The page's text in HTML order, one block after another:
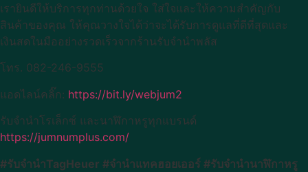
เรายินดีให้บริการทุกท่านด้วยใจ ใส่ใจและให้ความสำคัญกับ
สินค้าของคุณ ให้คุณวางใจได้ว่าจะได้รับการดูแลที่ดีที่สุดและ
เงินสดในมืออย่างรวดเร็วจากร้านรับจำนำพลัส
โทร. 082-246-9555
แอดไลน์คลิ๊ก: https://bit.ly/webjum2
รับจำนำโรเล็กซ์ และนาฬิกาหรูทุกแบรนด์
https://jumnumplus.com/
#รับจำนำTagHeuer #จำนำแทคฮอยเออร์ #รับจำนำนาฬิกาหรู